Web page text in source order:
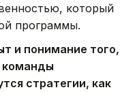
который
программы.
и понимание того,
команды
стратегии, как